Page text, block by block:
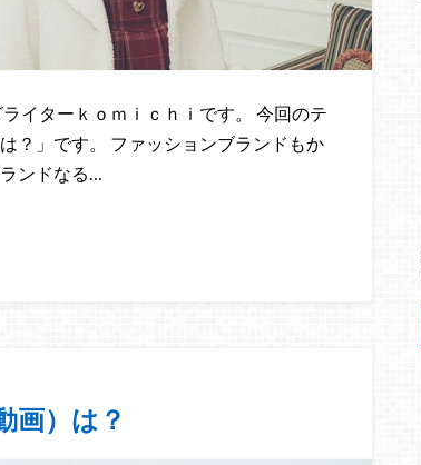
イターｋｏｍｉｃｈｉです。 今回のテ
？」です。 ファッションブランドもか
ンドなる…
画）は？